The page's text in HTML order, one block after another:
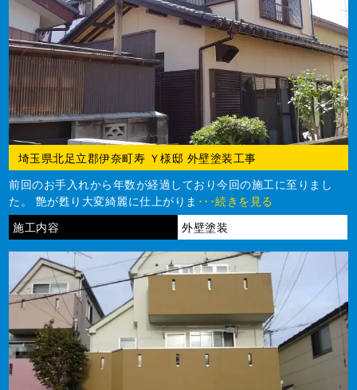
埼玉県北足立郡伊奈町寿 Ｙ様邸 外壁塗装工事
前回のお手入れから年数が経過しており今回の施工に至りまし
た。 艶が甦り大変綺麗に仕上がりま ･･･続きを見る
施工内容
外壁塗装